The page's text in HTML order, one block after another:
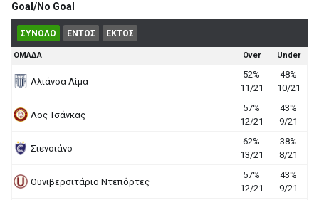
Goal/No Goal
ΣΥΝΟΛΟ ΕΝΤΟΣ ΕΚΤΟΣ
ΟΜΑΔΑ Over Under
Αλιάνσα Λίμα
52%
11/21
48%
10/21
Λος Τσάνκας
57%
12/21
43%
9/21
Σιενσιάνο
62%
13/21
38%
8/21
Ουνιβερσιτάριο Ντεπόρτες
57%
12/21
43%
9/21